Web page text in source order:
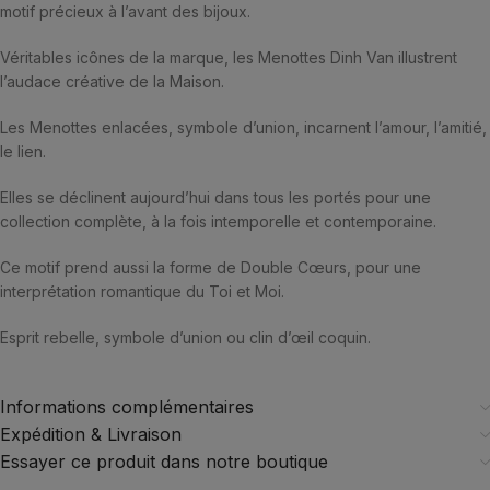
motif précieux à l’avant des bijoux.
Véritables icônes de la marque, les Menottes Dinh Van illustrent
l’audace créative de la Maison.
Les Menottes enlacées, symbole d’union, incarnent l’amour, l’amitié,
le lien.
Elles se déclinent aujourd’hui dans tous les portés pour une
collection complète, à la fois intemporelle et contemporaine.
Ce motif prend aussi la forme de Double Cœurs, pour une
interprétation romantique du Toi et Moi.
Esprit rebelle, symbole d’union ou clin d’œil coquin.
Informations complémentaires
Expédition & Livraison
Essayer ce produit dans notre boutique